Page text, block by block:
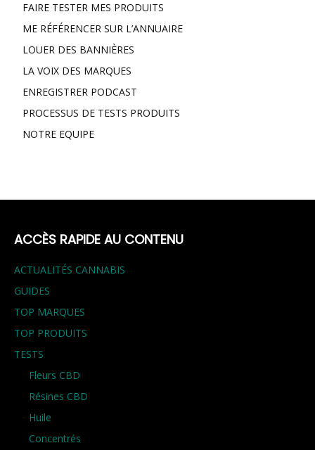
FAIRE TESTER MES PRODUITS
ME RÉFÉRENCER SUR L’ANNUAIRE
LOUER DES BANNIÈRES
LA VOIX DES MARQUES
ENREGISTRER PODCAST
PROCESSUS DE TESTS PRODUITS
NOTRE EQUIPE
ACCÈS RAPIDE AU CONTENU
ACTUALITÉS CANNABIS
GUIDES
TOP MARQUES
TOP PRODUITS
TESTS
Fleurs CBD
Résines CBD
Huile
Concentrés